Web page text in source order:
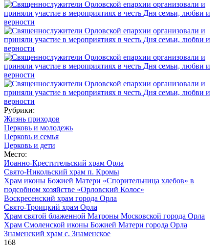
Рубрики:
Жизнь приходов
Церковь и молодежь
Церковь и семья
Церковь и дети
Место:
Иоанно-Крестительский храм Орла
Свято-Никольский храм п. Кромы
Храм иконы Божией Матери «Спорительница хлебов» в
подсобном хозяйстве «Орловский Колос»
Воскресенский храм города Орла
Свято-Троицкий храм Орла
Храм святой блаженной Матроны Московской города Орла
Храм Смоленской иконы Божией Матери города Орла
Знаменский храм с. Знаменское
168